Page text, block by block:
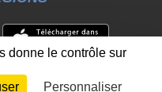
CONNEXION
donne le contrôle sur
Personnaliser